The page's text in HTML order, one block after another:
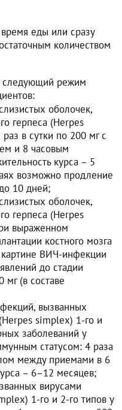
еды или сразу
количеством
следующий режим
оболочек,
герпеса (Herpes
в сутки по 200 мг с
и 8 часовым
курса – 5
возможно продление
10 дней;
оболочек,
герпеса (Herpes
выраженном
костного мозга
ВИЧ-инфекции
до стадии
(в составе
вызванных
simplex) 1-го и
заболеваний у
статусом: 4 раза
между приемами в 6
– 6–12 месяцев;
вирусами
1-го и 2-го типов у